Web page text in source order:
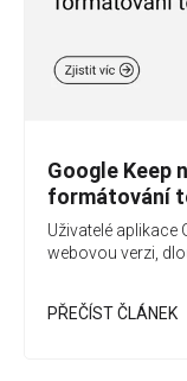
Google Keep
formátování
Uživatelé aplikace
webovou verzi,
PŘEČÍST ČLÁNEK